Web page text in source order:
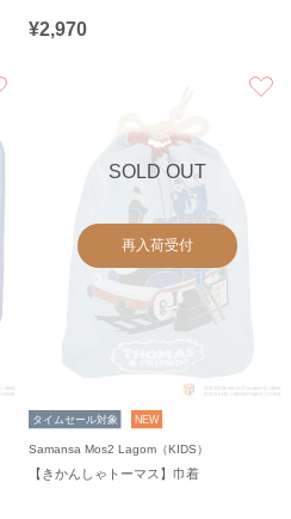
¥2,970
SOLD OUT
再入荷受付
タイムセール対象 NEW
Samansa Mos2 Lagom（KIDS）
【きかんしゃトーマス】巾着